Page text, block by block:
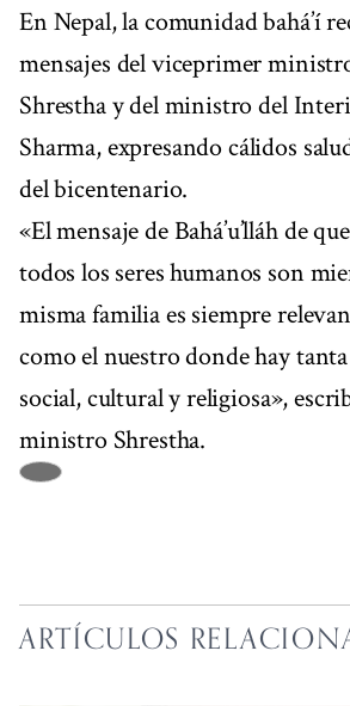
En Nepal, la comunidad bahá’í
mensajes del viceprimer
Shrestha y del ministro del
Sharma, expresando cálidos
del bicentenario.
«El mensaje de Bahá’u’lláh de
todos los seres humanos son
misma familia es siempre
como el nuestro donde hay
social, cultural y religiosa»,
ministro Shrestha.
ARTÍCULOS